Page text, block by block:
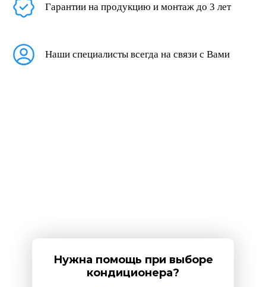
Гарантии на продукцию и монтаж до 3 лет
Наши специалисты всегда на связи с Вами
Нужна помощь при выборе
кондиционера?